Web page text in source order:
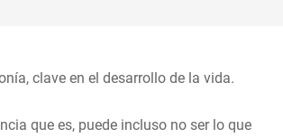
clave en el desarrollo de la vida.
que es, puede incluso no ser lo que